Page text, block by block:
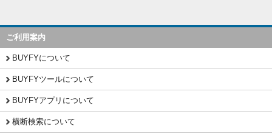
ご利用案内
BUYFYについて
BUYFYツールについて
BUYFYアプリについて
横断検索について